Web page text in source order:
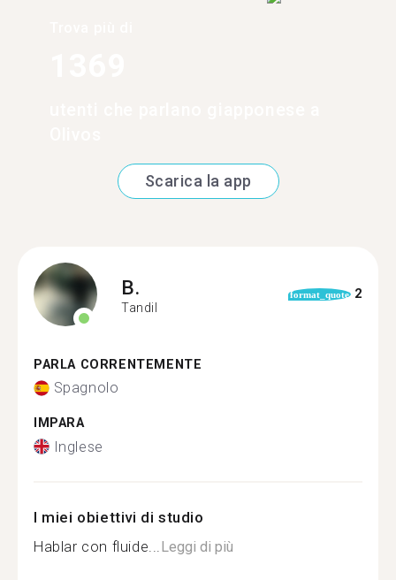
Scarica la app
B.
Tandil
format_quote 2
PARLA CORRENTEMENTE
Spagnolo
IMPARA
Inglese
I miei obiettivi di studio
Hablar con fluide... Leggi di più